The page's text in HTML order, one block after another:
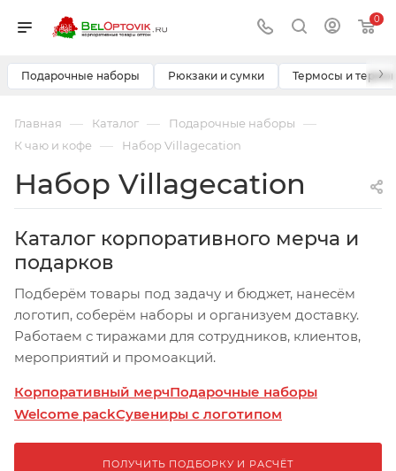
0
Подарочные наборы Рюкзаки и сумки Термосы и ›
Главная — Каталог — Подарочные наборы —
К чаю и кофе — Набор Villagecation
Набор Villagecation
Каталог корпоративного мерча и
подарков
Подберём товары под задачу и бюджет, нанесём
логотип, соберём наборы и организуем доставку.
Работаем с тиражами для сотрудников, клиентов,
мероприятий и промоакций.
Корпоративный мерчПодарочные наборы
Welcome packСувениры с логотипом
ПОЛУЧИТЬ ПОДБОРКУ И РАСЧЁТ